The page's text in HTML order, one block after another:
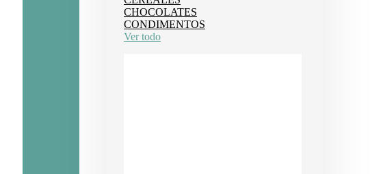
CHOCOLATES
CONDIMENTOS
Ver todo